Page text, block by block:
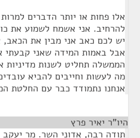
אלו פחות או יותר הדברים
להרחיב. אני אשמח לשמוע את
יש לכם כאב אני מבין את הכאב,
אבל באמות המידה שאני קבעתי
הממשלה תחליט לשנות מדיניות
מה לעשות וחייבים להביא
אנחנו נתמודד כבר עם החלטת
היו"ר יאיר פרץ
תודה רבה, אדוני השר. מר יעקב